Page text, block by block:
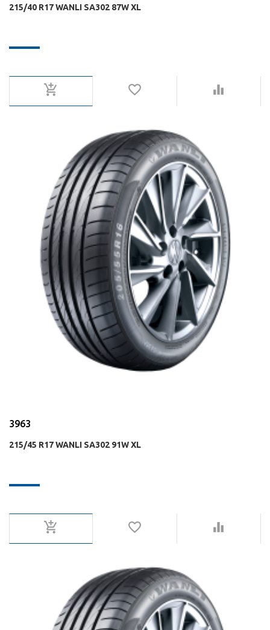
215/40 R17 WANLI SA302 87W XL
3963
215/45 R17 WANLI SA302 91W XL